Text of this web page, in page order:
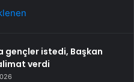
gençler istedi, Başkan
verdi